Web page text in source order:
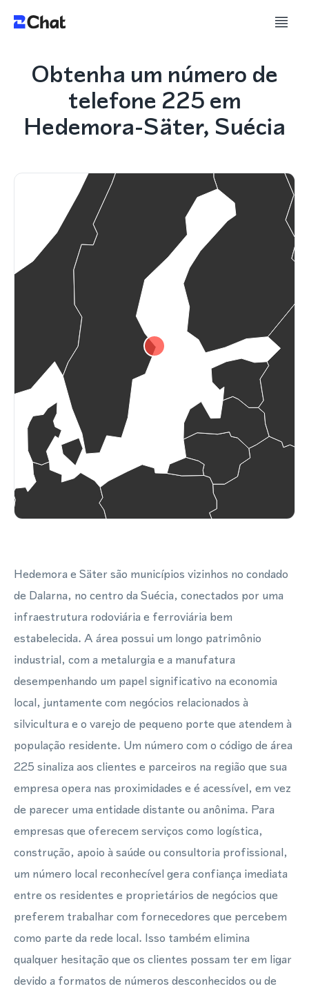
Obtenha um número de
telefone 225 em
Hedemora-Säter, Suécia
Hedemora e Säter são municípios vizinhos no condado
de Dalarna, no centro da Suécia, conectados por uma
infraestrutura rodoviária e ferroviária bem
estabelecida. A área possui um longo patrimônio
industrial, com a metalurgia e a manufatura
desempenhando um papel significativo na economia
local, juntamente com negócios relacionados à
silvicultura e o varejo de pequeno porte que atendem à
população residente. Um número com o código de área
225 sinaliza aos clientes e parceiros na região que sua
empresa opera nas proximidades e é acessível, em vez
de parecer uma entidade distante ou anônima. Para
empresas que oferecem serviços como logística,
construção, apoio à saúde ou consultoria profissional,
um número local reconhecível gera confiança imediata
entre os residentes e proprietários de negócios que
preferem trabalhar com fornecedores que percebem
como parte da rede local. Isso também elimina
qualquer hesitação que os clientes possam ter em ligar
devido a formatos de números desconhecidos ou de